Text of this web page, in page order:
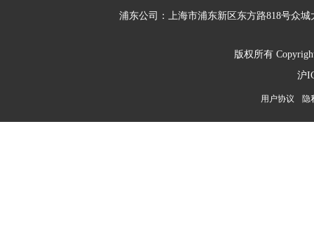
浦东公司：上海市浦东新区东方路818号众城
版权所有
沪
用户协议 隐